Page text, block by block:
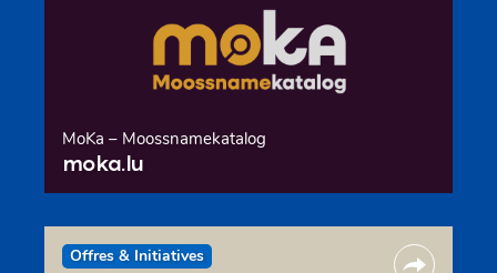
MoKa – Moossnamekatalog
moka.lu
Offres & Initiatives